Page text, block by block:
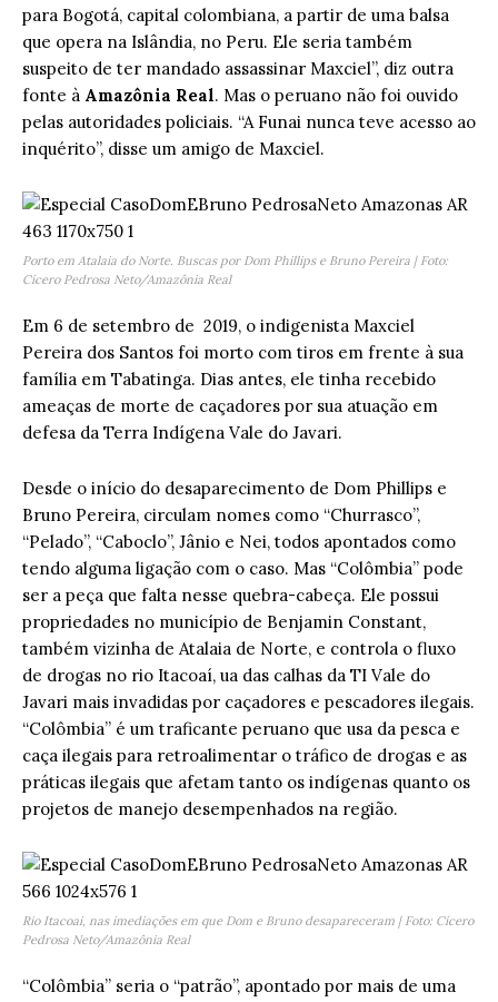
para Bogotá, capital colombiana, a partir de uma balsa
que opera na Islândia, no Peru. Ele seria também
suspeito de ter mandado assassinar Maxciel”, diz outra
fonte à Amazônia Real. Mas o peruano não foi ouvido
pelas autoridades policiais. “A Funai nunca teve acesso ao
inquérito”, disse um amigo de Maxciel.
Porto em Atalaia do Norte. Buscas por Dom Phillips e Bruno Pereira | Foto:
Cícero Pedrosa Neto/Amazônia Real
Em 6 de setembro de 2019, o indigenista Maxciel
Pereira dos Santos foi morto com tiros em frente à sua
família em Tabatinga. Dias antes, ele tinha recebido
ameaças de morte de caçadores por sua atuação em
defesa da Terra Indígena Vale do Javari.
Desde o início do desaparecimento de Dom Phillips e
Bruno Pereira, circulam nomes como “Churrasco”,
“Pelado”, “Caboclo”, Jânio e Nei, todos apontados como
tendo alguma ligação com o caso. Mas “Colômbia” pode
ser a peça que falta nesse quebra-cabeça. Ele possui
propriedades no município de Benjamin Constant,
também vizinha de Atalaia de Norte, e controla o fluxo
de drogas no rio Itacoaí, ua das calhas da TI Vale do
Javari mais invadidas por caçadores e pescadores ilegais.
“Colômbia” é um traficante peruano que usa da pesca e
caça ilegais para retroalimentar o tráfico de drogas e as
práticas ilegais que afetam tanto os indígenas quanto os
projetos de manejo desempenhados na região.
Rio Itacoai, nas imediações em que Dom e Bruno desapareceram | Foto: Cícero
Pedrosa Neto/Amazônia Real
“Colômbia” seria o “patrão”, apontado por mais de uma